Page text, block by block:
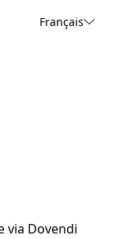
Français
via Dovendi